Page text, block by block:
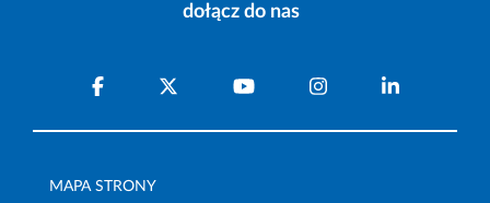
dołącz do nas
MAPA STRONY